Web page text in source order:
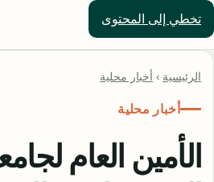
تخطي إلى المحتوى
حلول العالم
الرئيسية › أخبار محلية
أخبار محلية
الأمين العام